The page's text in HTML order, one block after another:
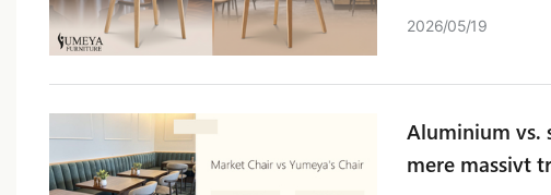
2026 05 19
Aluminium vs.
mere massivt